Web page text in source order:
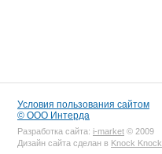
Условия пользования сайтом
© ООО Интерда
Разработка сайта: i-market © 2009
Дизайн сайта сделан в Knock Knock